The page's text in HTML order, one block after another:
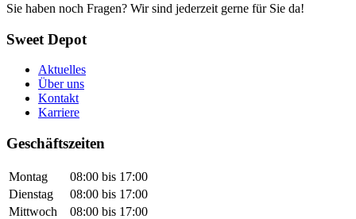
Sie haben noch Fragen? Wir sind jederzeit gerne für Sie da!
Sweet Depot
Aktuelles
Über uns
Kontakt
Karriere
Geschäftszeiten
Montag
08:00 bis 17:00
Dienstag
08:00 bis 17:00
Mittwoch
08:00 bis 17:00